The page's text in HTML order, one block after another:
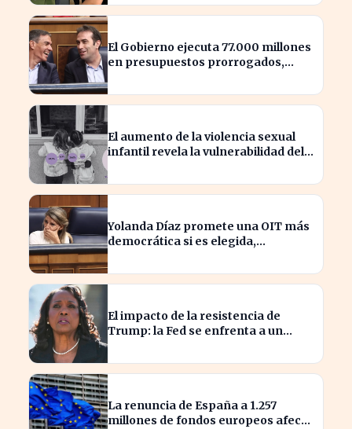
El Gobierno ejecuta 77.000 millones
en presupuestos prorrogados,
El aumento de la violencia sexual
infantil revela la vulnerabilidad del
Yolanda Díaz promete una OIT más
democrática si es elegida,
El impacto de la resistencia de
Trump: la Fed se enfrenta a un
La renuncia de España a 1.257
millones de fondos europeos afecta